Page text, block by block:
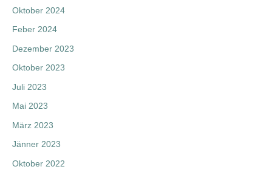
:Oktober 2024
Feber 2024
Dezember 2023
Oktober 2023
Juli 2023
Mai 2023
März 2023
Jänner 2023
Oktober 2022